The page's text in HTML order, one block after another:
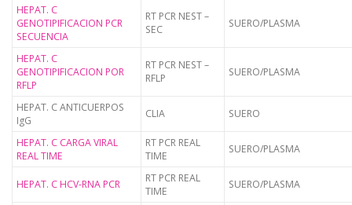
HEPAT. C
GENOTIPIFICACION PCR
SECUENCIA
RT PCR NEST –
SEC
SUERO/PLASMA
HEPAT. C
GENOTIPIFICACION POR
RFLP
RT PCR NEST –
RFLP
SUERO/PLASMA
HEPAT. C ANTICUERPOS
IgG
CLIA SUERO
HEPAT. C CARGA VIRAL
REAL TIME
RT PCR REAL
TIME
SUERO/PLASMA
HEPAT. C HCV-RNA PCR
RT PCR REAL
TIME
SUERO/PLASMA